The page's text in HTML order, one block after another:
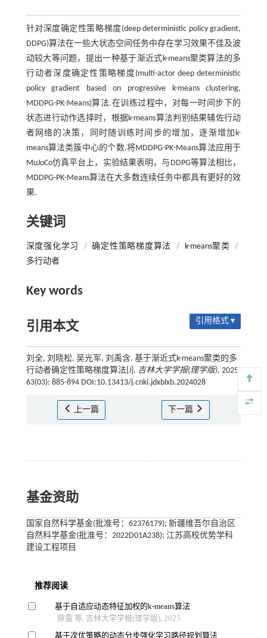
针对深度确定性策略梯度(deep deterministic policy gradient,
DDPG)算法在一些大状态空间任务中存在学习效果不佳及波
动较大等问题，提出一种基于渐近式k-means聚类算法的多
行动者深度确定性策略梯度(multi-actor deep deterministic
policy gradient based on progressive k-means clustering,
MDDPG-PK-Means)算法.在训练过程中，对每一时间步下的
状态进行动作选择时，根据k-means算法判别结果辅佐行动
者网络的决策，同时随训练时间步的增加，逐渐增加k-
means算法类簇中心的个数.将MDDPG-PK-Means算法应用于
MuJoCo仿真平台上，实验结果表明，与DDPG等算法相比，
MDDPG-PK-Means算法在大多数连续任务中都具有更好的效
果.
关键词
深度强化学习 / 确定性策略梯度算法 / k-means聚类
/
多行动者
Key words
引用本文 引用格式 ▾
刘全, 刘晓松, 吴光军, 刘禹含. 基于渐近式k-means聚类的多
行动者确定性策略梯度算法[J]. 吉林大学学报(理学版), 2025,
63(03): 885-894 DOI:10.13413/j.cnki.jdxblxb.2024028
上一篇 下一篇
基金资助
国家自然科学基金(批准号：62376179); 新疆维吾尔自治区
自然科学基金(批准号：2022D01A238); 江苏高校优势学科
建设工程项目